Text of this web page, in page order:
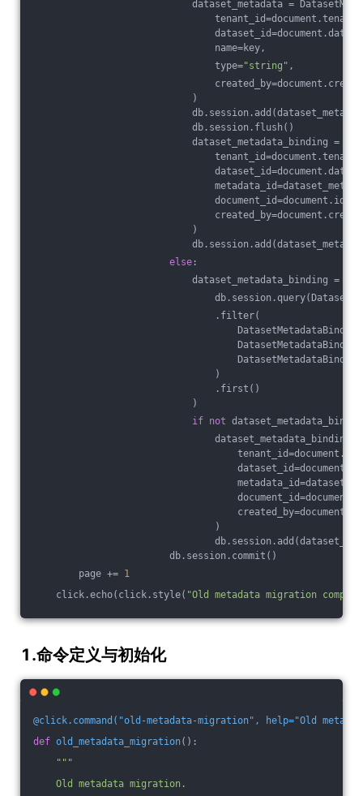
dataset_metadata =
name=key,
type="string" ,
)
db.session.flush()
dataset_metadata_binding =
document_id=document.id,
)
else :
dataset_metadata_binding = (
.filter(
DatasetMetadataBinding.dataset_id
DatasetMetadataBinding.metadata_id
)
.first()
)
if not
dataset_metadata_binding =
)
db.session.commit()
page += 1
click.echo(click.style( "Old metadata migration
1.命令定义与初始化
@click.command("old-metadata-migration", help="Old
def old_metadata_migration() :
"""
Old metadata migration.